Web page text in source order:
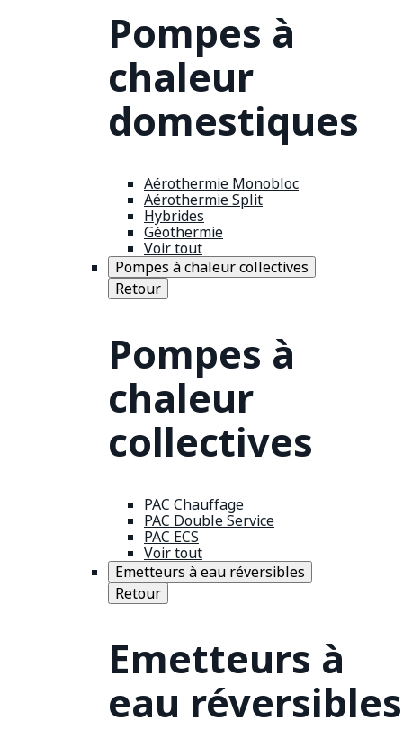
Pompes à
chaleur
domestiques
Aérothermie Monobloc
Aérothermie Split
Hybrides
Géothermie
Voir tout
Pompes à chaleur collectives
Retour
Pompes à
chaleur
collectives
PAC Chauffage
PAC Double Service
PAC ECS
Voir tout
Emetteurs à eau réversibles
Retour
Emetteurs à
eau réversibles